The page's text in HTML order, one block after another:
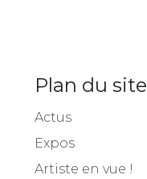
Plan du site
Actus
Expos
Artiste en vue !